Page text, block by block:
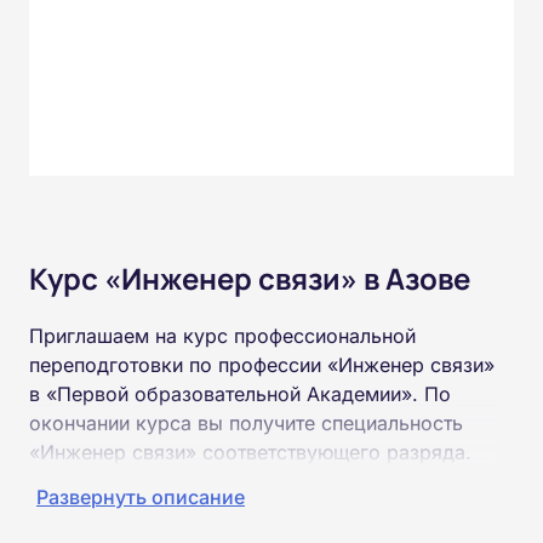
Курс «Инженер связи» в Азове
Приглашаем на курс профессиональной
переподготовки по профессии «Инженер связи»
в «Первой образовательной Академии». По
окончании курса вы получите специальность
«Инженер связи» соответствующего разряда.
Пройти обучение и получить диплом можно на
Развернуть описание